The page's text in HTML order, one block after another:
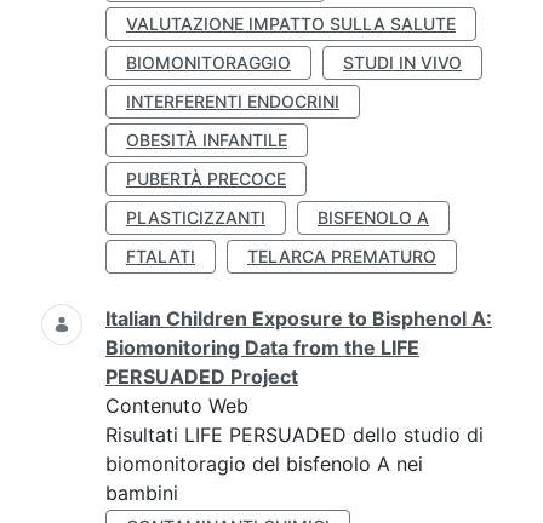
VALUTAZIONE IMPATTO SULLA SALUTE
BIOMONITORAGGIO
STUDI IN VIVO
INTERFERENTI ENDOCRINI
OBESITÀ INFANTILE
PUBERTÀ PRECOCE
PLASTICIZZANTI
BISFENOLO A
FTALATI
TELARCA PREMATURO
Italian Children Exposure to Bisphenol A:
Biomonitoring Data from the LIFE
PERSUADED Project
Contenuto Web
Risultati LIFE PERSUADED dello studio di
biomonitoragio del bisfenolo A nei
bambini